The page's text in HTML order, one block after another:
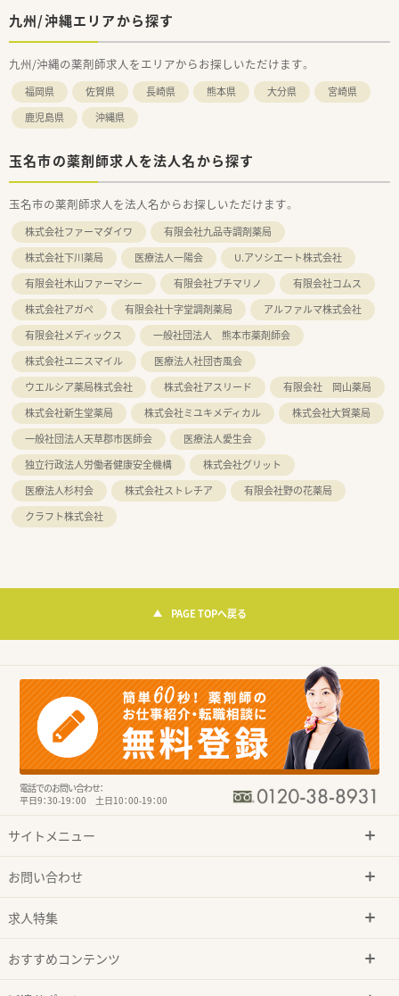
九州/沖縄エリアから探す
九州/沖縄の薬剤師求人をエリアからお探しいただけます。
福岡県 佐賀県 長崎県 熊本県 大分県
宮崎県
鹿児島県
沖縄県
玉名市の薬剤師求人を法人名から探す
玉名市の薬剤師求人を法人名からお探しいただけます。
株式会社ファーマダイワ
有限会社九品寺調剤薬局
株式会社下川薬局
医療法人一陽会
U.アソシエート株式会社
有限会社木山ファーマシー
有限会社プチマリノ
有限会社コムス
株式会社アガペ
有限会社十字堂調剤薬局
アルファルマ株式会社
有限会社メディックス
一般社団法人 熊本市薬剤師会
株式会社ユニスマイル
医療法人社団杏風会
ウエルシア薬局株式会社
株式会社アスリード
有限会社 岡山薬局
株式会社新生堂薬局
株式会社ミユキメディカル
株式会社大賀薬局
一般社団法人天草郡市医師会
医療法人愛生会
独立行政法人労働者健康安全機構
株式会社グリット
医療法人杉村会
株式会社ストレチア
有限会社野の花薬局
クラフト株式会社
PAGE TOPへ戻る
電話でのお問い合わせ：
平日9：30-19：00 土日10：00-19：00
サイトメニュー
お問い合わせ
求人特集
おすすめコンテンツ